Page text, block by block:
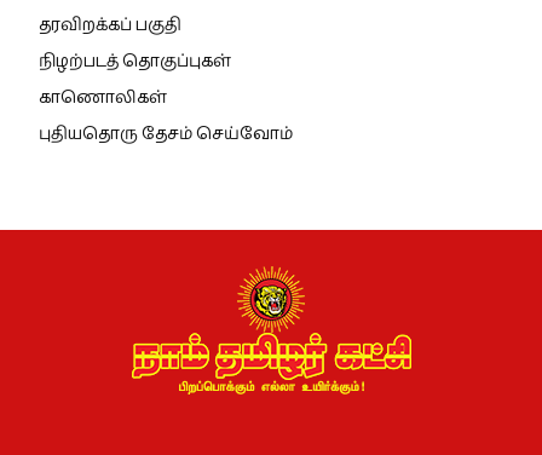
தரவிறக்கப் பகுதி
நிழற்படத் தொகுப்புகள்
காணொலிகள்
புதியதொரு தேசம் செய்வோம்